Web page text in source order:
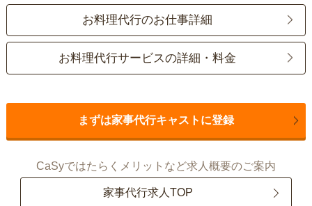
お料理代行のお仕事詳細
お料理代行サービスの詳細・料金
まずは家事代行キャストに登録
CaSyではたらくメリットなど求人概要のご案内
家事代行求人TOP